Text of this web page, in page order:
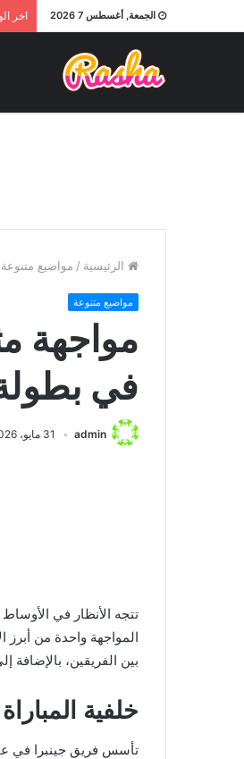
الجمعة, أغسطس 7 2026 اخر
الرئيسية / مواضيع متنوعة
مواضيع متنوعة
في
admin 31 مايو، 2026
المواجهة واحدة من أبرز
بين الفريقين، بالإضافة
خلفية المباراة